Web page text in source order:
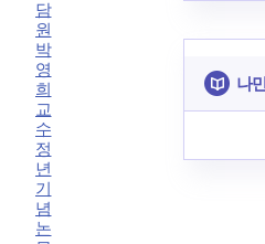
담
원
박
영
희
교
수
정
년
기
념
논
나